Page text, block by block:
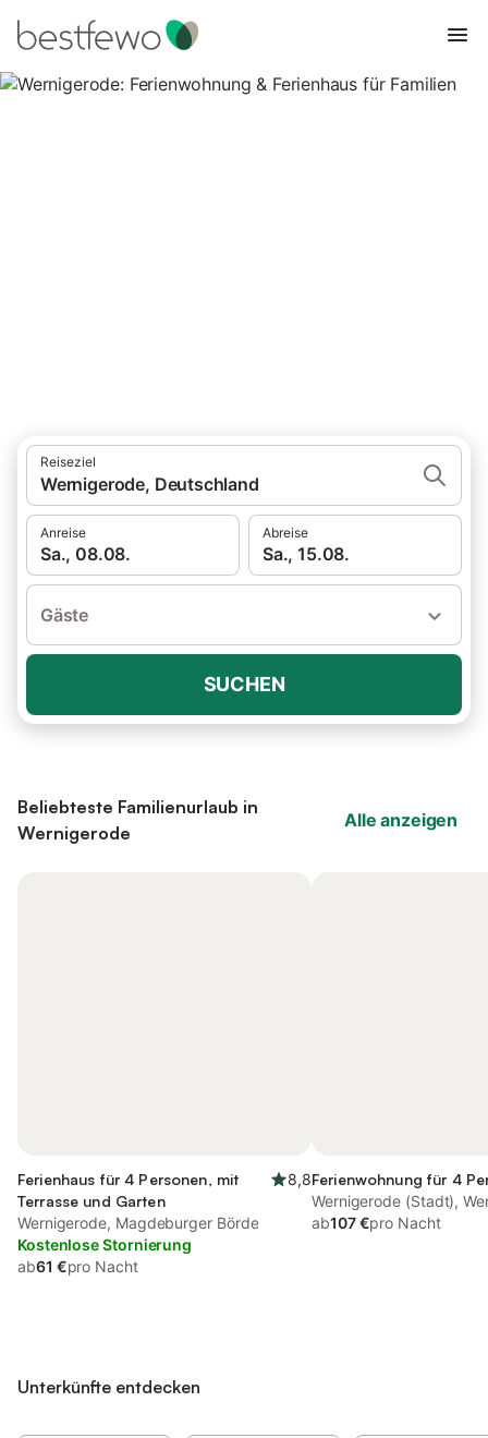
Reiseziel
Wernigerode, Deutschland
Anreise
Sa., 08.08.
Abreise
Sa., 15.08.
Gäste
SUCHEN
Beliebteste Familienurlaub in
Wernigerode
Alle anzeigen
Ferienhaus für 4 Personen, mit
Terrasse und Garten
8,8
Wernigerode, Magdeburger Börde
Kostenlose Stornierung
ab61 €pro Nacht
Ferienwohnung für 4
Wernigerode (Stadt),
ab107 €pro Nacht
Unterkünfte entdecken